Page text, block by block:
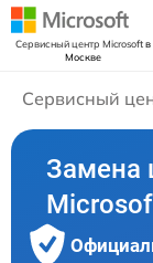
Сервисный центр Microsoftв
Москве
Сервисный
Замена